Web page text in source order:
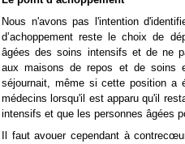
Nous n'avons pas l'intention
d’achoppement reste le choix de
âgées des soins intensifs et de ne
aux maisons de repos et de soins
séjournait, même si cette position a
médecins lorsqu'il est apparu qu'il
intensifs et que les personnes âgées
Il faut avouer cependant à